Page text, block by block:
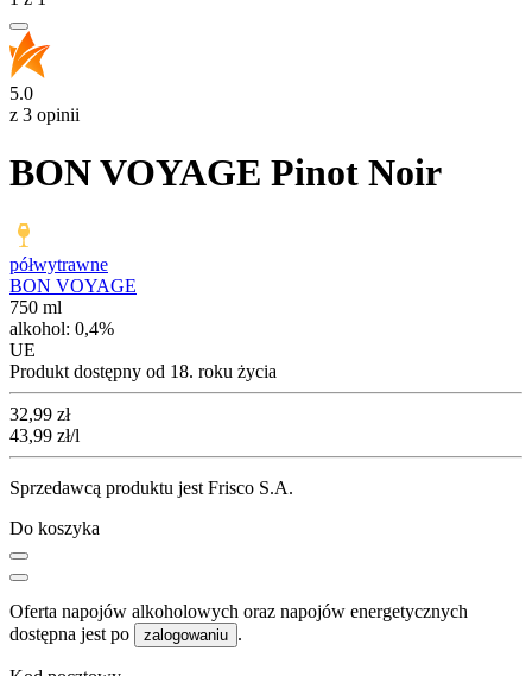
5.0
z 3 opinii
BON VOYAGE Pinot Noir
półwytrawne
BON VOYAGE
750 ml
alkohol: 0,4%
UE
Produkt dostępny od 18. roku życia
Cena
32,99 zł
43,99 zł/l
Sprzedawcą produktu jest Frisco S.A.
Do koszyka
Oferta napojów alkoholowych oraz napojów energetycznych
dostępna jest po
zalogowaniu .